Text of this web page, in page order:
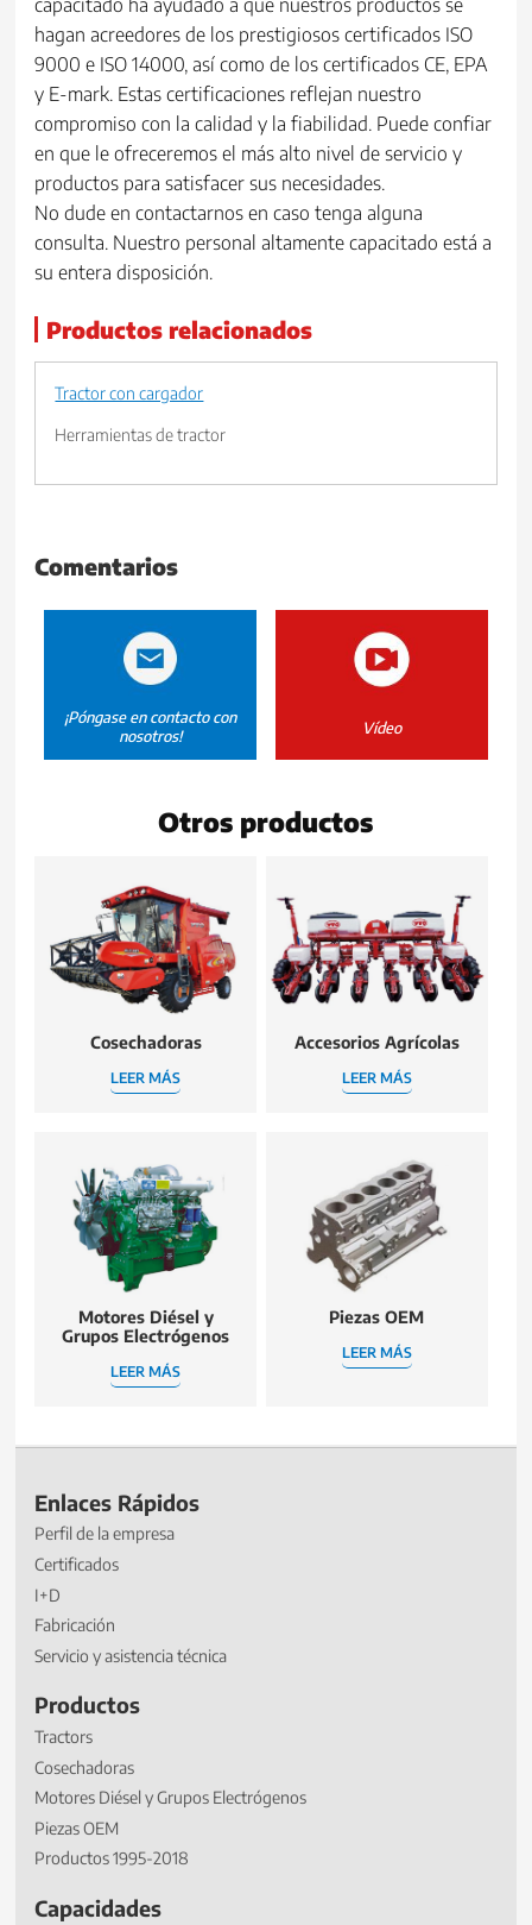
hagan acreedores de los prestigiosos certificados ISO
9000 e ISO 14000, así como de los certificados CE, EPA
y E-mark. Estas certificaciones reflejan nuestro
compromiso con la calidad y la fiabilidad. Puede confiar
en que le ofreceremos el más alto nivel de servicio y
productos para satisfacer sus necesidades.
No dude en contactarnos en caso tenga alguna
consulta. Nuestro personal altamente capacitado está a
su entera disposición.
Productos relacionados
Tractor con cargador
Herramientas de tractor
Comentarios
¡Póngase en contacto con
nosotros!
Vídeo
Otros productos
Cosechadoras
LEER MÁS
Accesorios Agrícolas
LEER MÁS
Motores Diésel y
Grupos Electrógenos
LEER MÁS
Piezas OEM
LEER MÁS
Enlaces Rápidos
Perfil de la empresa
Certificados
I+D
Fabricación
Servicio y asistencia técnica
Productos
Tractors
Cosechadoras
Motores Diésel y Grupos Electrógenos
Piezas OEM
Productos 1995-2018
Capacidades